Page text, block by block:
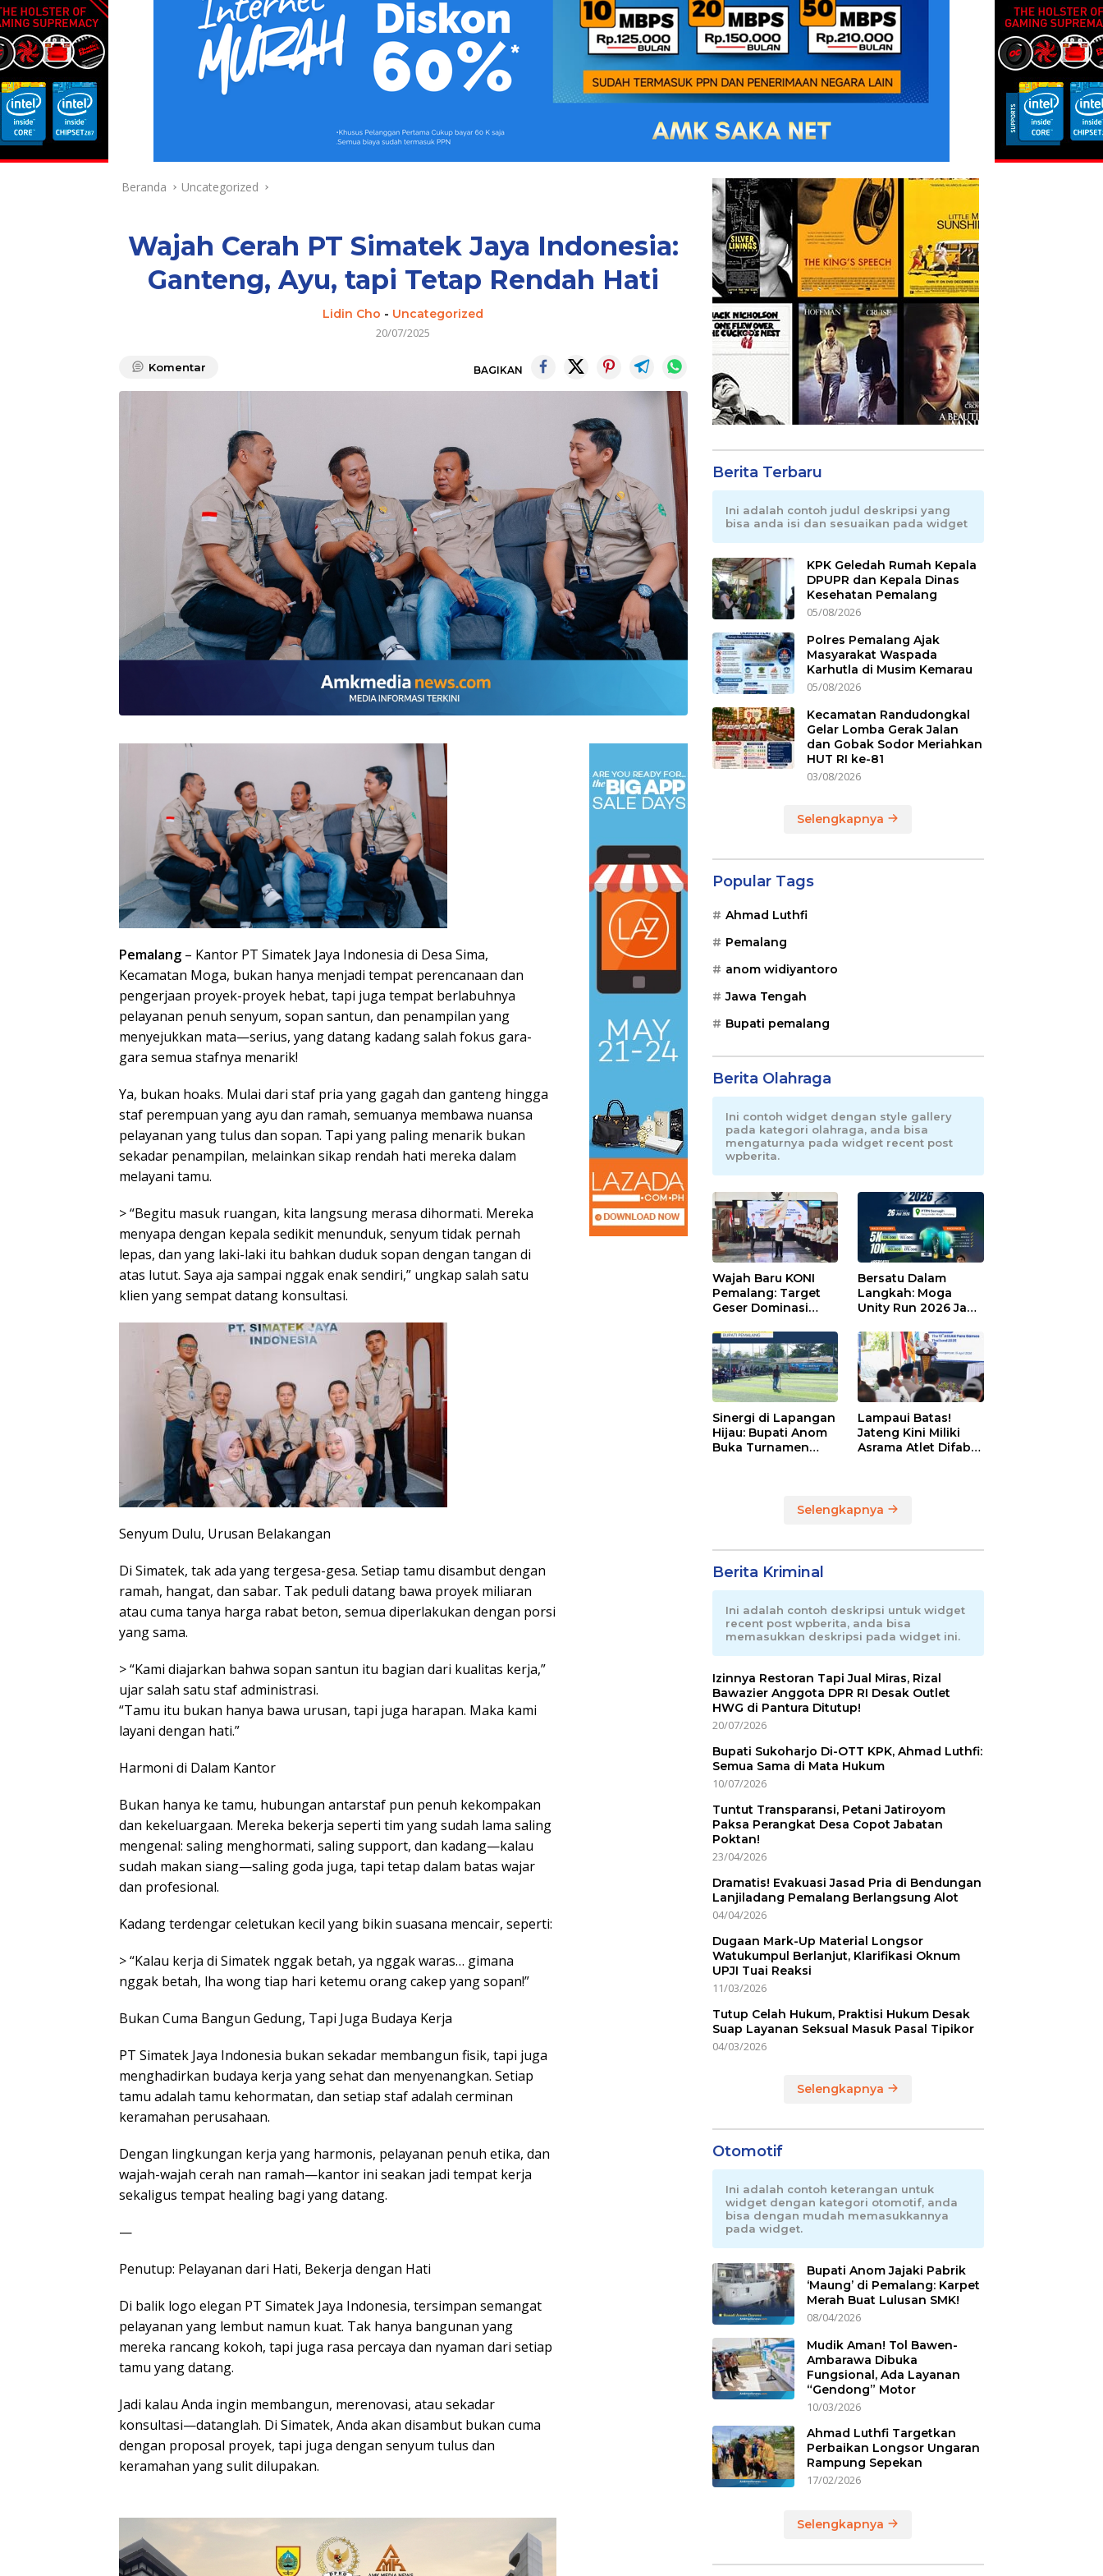
Beranda Uncategorized
Wajah Cerah PT Simatek Jaya Indonesia:
Ganteng, Ayu, tapi Tetap Rendah Hati
Lidin Cho - Uncategorized
20/07/2025
Komentar BAGIKAN
Pemalang – Kantor PT Simatek Jaya Indonesia di Desa Sima,
Kecamatan Moga, bukan hanya menjadi tempat perencanaan dan
pengerjaan proyek-proyek hebat, tapi juga tempat berlabuhnya
pelayanan penuh senyum, sopan santun, dan penampilan yang
menyejukkan mata—serius, yang datang kadang salah fokus gara-
gara semua stafnya menarik!
Ya, bukan hoaks. Mulai dari staf pria yang gagah dan ganteng hingga
staf perempuan yang ayu dan ramah, semuanya membawa nuansa
pelayanan yang tulus dan sopan. Tapi yang paling menarik bukan
sekadar penampilan, melainkan sikap rendah hati mereka dalam
melayani tamu.
> “Begitu masuk ruangan, kita langsung merasa dihormati. Mereka
menyapa dengan kepala sedikit menunduk, senyum tidak pernah
lepas, dan yang laki-laki itu bahkan duduk sopan dengan tangan di
atas lutut. Saya aja sampai nggak enak sendiri,” ungkap salah satu
klien yang sempat datang konsultasi.
Senyum Dulu, Urusan Belakangan
Di Simatek, tak ada yang tergesa-gesa. Setiap tamu disambut dengan
ramah, hangat, dan sabar. Tak peduli datang bawa proyek miliaran
atau cuma tanya harga rabat beton, semua diperlakukan dengan porsi
yang sama.
> “Kami diajarkan bahwa sopan santun itu bagian dari kualitas kerja,”
ujar salah satu staf administrasi.
“Tamu itu bukan hanya bawa urusan, tapi juga harapan. Maka kami
layani dengan hati.”
Harmoni di Dalam Kantor
Bukan hanya ke tamu, hubungan antarstaf pun penuh kekompakan
dan kekeluargaan. Mereka bekerja seperti tim yang sudah lama saling
mengenal: saling menghormati, saling support, dan kadang—kalau
sudah makan siang—saling goda juga, tapi tetap dalam batas wajar
dan profesional.
Kadang terdengar celetukan kecil yang bikin suasana mencair, seperti:
> “Kalau kerja di Simatek nggak betah, ya nggak waras… gimana
nggak betah, lha wong tiap hari ketemu orang cakep yang sopan!”
Bukan Cuma Bangun Gedung, Tapi Juga Budaya Kerja
PT Simatek Jaya Indonesia bukan sekadar membangun fisik, tapi juga
menghadirkan budaya kerja yang sehat dan menyenangkan. Setiap
tamu adalah tamu kehormatan, dan setiap staf adalah cerminan
keramahan perusahaan.
Dengan lingkungan kerja yang harmonis, pelayanan penuh etika, dan
wajah-wajah cerah nan ramah—kantor ini seakan jadi tempat kerja
sekaligus tempat healing bagi yang datang.
—
Penutup: Pelayanan dari Hati, Bekerja dengan Hati
Di balik logo elegan PT Simatek Jaya Indonesia, tersimpan semangat
pelayanan yang lembut namun kuat. Tak hanya bangunan yang
mereka rancang kokoh, tapi juga rasa percaya dan nyaman dari setiap
tamu yang datang.
Jadi kalau Anda ingin membangun, merenovasi, atau sekadar
konsultasi—datanglah. Di Simatek, Anda akan disambut bukan cuma
dengan proposal proyek, tapi juga dengan senyum tulus dan
keramahan yang sulit dilupakan.
Berita Terbaru
Ini adalah contoh judul deskripsi yang
bisa anda isi dan sesuaikan pada widget
KPK Geledah Rumah Kepala
DPUPR dan Kepala Dinas
Kesehatan Pemalang
05/08/2026
Polres Pemalang Ajak
Masyarakat Waspada
Karhutla di Musim Kemarau
05/08/2026
Kecamatan Randudongkal
Gelar Lomba Gerak Jalan
dan Gobak Sodor Meriahkan
HUT RI ke-81
03/08/2026
Selengkapnya
Popular Tags
Ahmad Luthfi
Pemalang
anom widiyantoro
Jawa Tengah
Bupati pemalang
Berita Olahraga
Ini contoh widget dengan style gallery
pada kategori olahraga, anda bisa
mengaturnya pada widget recent post
wpberita.
Wajah Baru KONI
Pemalang: Target
Geser Dominasi
Bersatu Dalam
Langkah: Moga
Unity Run 2026 Jadi
Olahraga Pemalang
Sinergi di Lapangan
Hijau: Bupati Anom
Buka Turnamen
Lampaui Batas!
Jateng Kini Miliki
Asrama Atlet Difabel
Selengkapnya
Berita Kriminal
Ini adalah contoh deskripsi untuk widget
recent post wpberita, anda bisa
memasukkan deskripsi pada widget ini.
Izinnya Restoran Tapi Jual Miras, Rizal
Bawazier Anggota DPR RI Desak Outlet
HWG di Pantura Ditutup!
20/07/2026
Bupati Sukoharjo Di-OTT KPK, Ahmad Luthfi:
Semua Sama di Mata Hukum
10/07/2026
Tuntut Transparansi, Petani Jatiroyom
Paksa Perangkat Desa Copot Jabatan
Poktan!
23/04/2026
Dramatis! Evakuasi Jasad Pria di Bendungan
Lanjiladang Pemalang Berlangsung Alot
04/04/2026
Dugaan Mark-Up Material Longsor
Watukumpul Berlanjut, Klarifikasi Oknum
UPJI Tuai Reaksi
11/03/2026
Tutup Celah Hukum, Praktisi Hukum Desak
Suap Layanan Seksual Masuk Pasal Tipikor
04/03/2026
Selengkapnya
Otomotif
Ini adalah contoh keterangan untuk
widget dengan kategori otomotif, anda
bisa dengan mudah memasukkannya
pada widget.
Bupati Anom Jajaki Pabrik
‘Maung’ di Pemalang: Karpet
Merah Buat Lulusan SMK!
08/04/2026
Mudik Aman! Tol Bawen-
Ambarawa Dibuka
Fungsional, Ada Layanan
“Gendong” Motor
10/03/2026
Ahmad Luthfi Targetkan
Perbaikan Longsor Ungaran
Rampung Sepekan
17/02/2026
Selengkapnya